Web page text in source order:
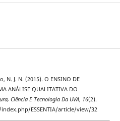
N. J. N. (2015). O ENSINO DE
ANÁLISE QUALITATIVA DO
Ciência E Tecnologia Da UVA, 16(2).
ESSENTIA/article/view/32